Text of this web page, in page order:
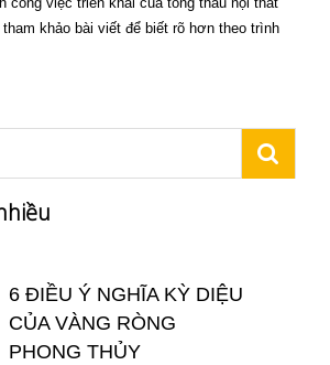
khảo bài viết để biết rõ hơn theo trình
6 ĐIỀU Ý NGHĨA KỲ DIỆU
CỦA VÀNG RÒNG
PHONG THỦY